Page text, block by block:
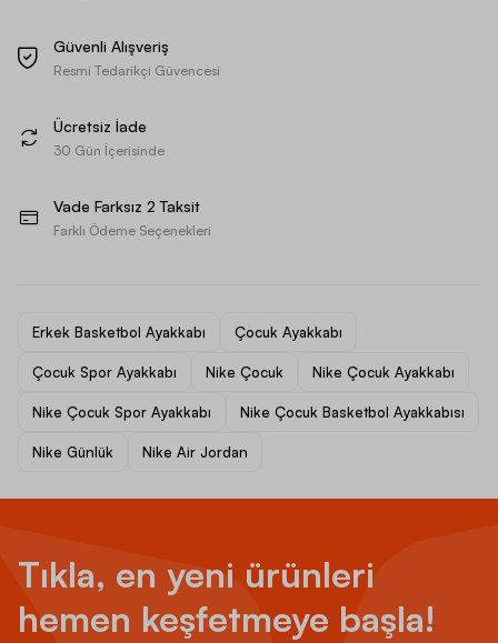
Güvenli Alışveriş
Resmi Tedarikçi Güvencesi
Ücretsiz İade
30 Gün İçerisinde
Vade Farksız 2 Taksit
Farklı Ödeme Seçenekleri
Erkek Basketbol Ayakkabı Çocuk Ayakkabı
Çocuk Spor Ayakkabı Nike Çocuk Nike Çocuk Ayakkabı
Nike Çocuk Spor Ayakkabı Nike Çocuk Basketbol Ayakkabısı
Nike Günlük Nike Air Jordan
Tıkla, en yeni ürünleri
hemen keşfetmeye başla!